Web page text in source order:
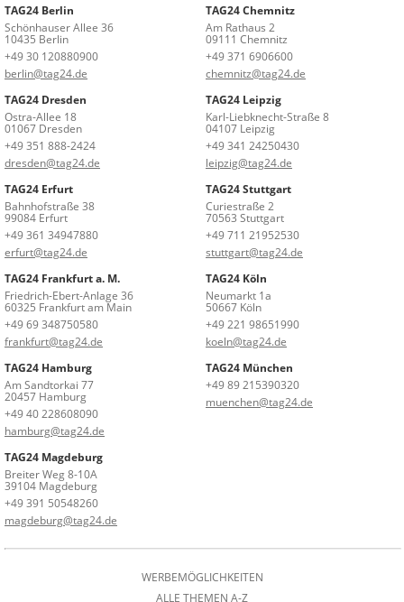
TAG24 Berlin
Schönhauser Allee 36
10435 Berlin
+49 30 120880900
berlin@tag24.de
TAG24 Chemnitz
Am Rathaus 2
09111 Chemnitz
+49 371 6906600
chemnitz@tag24.de
TAG24 Dresden
Ostra-Allee 18
01067 Dresden
+49 351 888-2424
dresden@tag24.de
TAG24 Leipzig
Karl-Liebknecht-Straße 8
04107 Leipzig
+49 341 24250430
leipzig@tag24.de
TAG24 Erfurt
Bahnhofstraße 38
99084 Erfurt
+49 361 34947880
erfurt@tag24.de
TAG24 Stuttgart
Curiestraße 2
70563 Stuttgart
+49 711 21952530
stuttgart@tag24.de
TAG24 Frankfurt a. M.
Friedrich-Ebert-Anlage 36
60325 Frankfurt am Main
+49 69 348750580
frankfurt@tag24.de
TAG24 Köln
Neumarkt 1a
50667 Köln
+49 221 98651990
koeln@tag24.de
TAG24 Hamburg
Am Sandtorkai 77
20457 Hamburg
+49 40 228608090
hamburg@tag24.de
TAG24 München
+49 89 215390320
muenchen@tag24.de
TAG24 Magdeburg
Breiter Weg 8-10A
39104 Magdeburg
+49 391 50548260
magdeburg@tag24.de
WERBEMÖGLICHKEITEN
ALLE THEMEN A-Z